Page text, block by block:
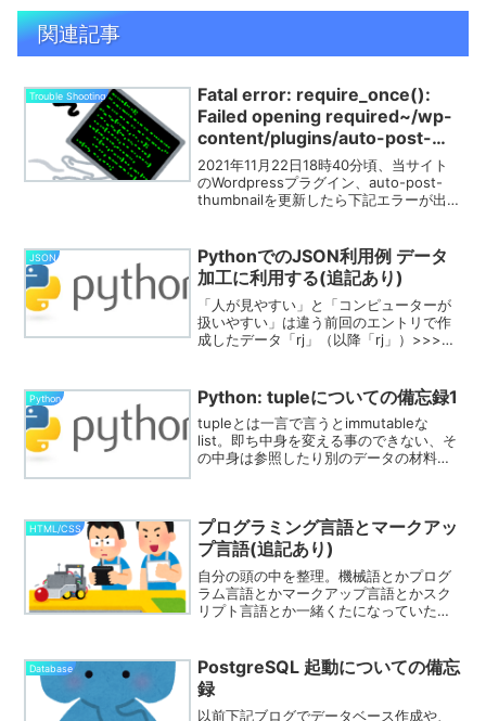
関連記事
Trouble Shooting
Fatal error: require_once():
Failed opening required~/wp-
content/plugins/auto-post-
thumbnail/auto-post-
thumbnail.php on line 199が出
た時の対応例
2021年11月22日18時40分頃、当サイト
のWordpressプラグイン、auto-post-
thumbnailを更新したら下記エラーが出
Warning...
JSON
PythonでのJSON利用例 データ
加工に利用する(追記あり)
「人が見やすい」と「コンピューターが
扱いやすい」は違う前回のエントリで作
成したデータ「rj」（以降「rj」）>>>
Python Python: tupleについての備忘録1
tupleとは一言で言うとimmutableな
list。即ち中身を変える事のできない、そ
の中身は参照したり別のデータの材料に
HTML/CSS
プログラミング言語とマークアッ
プ言語(追記あり)
自分の頭の中を整理。機械語とかプログ
ラム言語とかマークアップ言語とかスク
リプト言語とか一緒くたになっていたの
を出してコンピュータを動かす際使...
Database
PostgreSQL 起動についての備忘
録
以前下記ブログでデータベース作成や、